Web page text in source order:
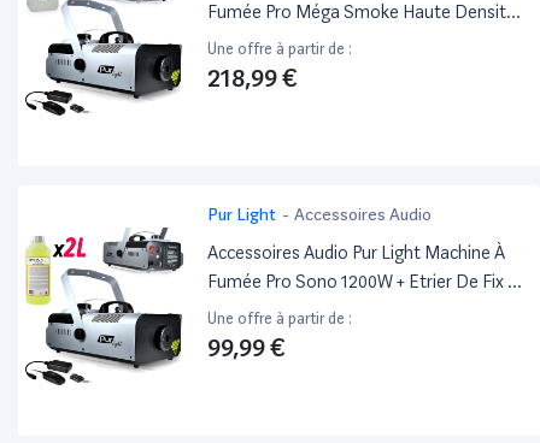
Fumée Pro Méga Smoke Haute Densité
1500W + Etrier De Fix + 2
Télécommandes Newark1500 +15L
Une offre à partir de :
218,99 €
Pur Light - Accessoires Audio
Accessoires Audio Pur Light Machine À
Fumée Pro Sono 1200W + Etrier De Fix +
2 Télécommandes Newark1200 + 2L
Liquide
Une offre à partir de :
99,99 €